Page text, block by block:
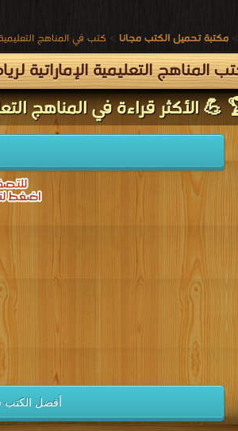
> مكتبة تحميل الكتب مجانا > كتب في المناهج
المناهج التعليمية الإماراتية
💪 الأكثر قراءة في المناهج
أفضل الكتب